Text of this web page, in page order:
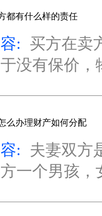
都有什么样的责任
: 买方在卖
没有保价
么办理财产如何分配
:
夫妻双方
一个男孩